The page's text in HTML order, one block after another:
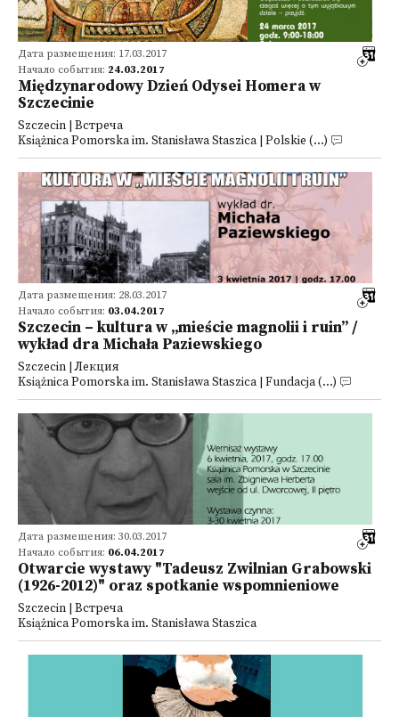
Дата размещения: 17.03.2017
Начало события: 24.03.2017
Międzynarodowy Dzień Odysei Homera w
Szczecinie
Szczecin | Встреча
Książnica Pomorska im. Stanisława Staszica | Polskie (...)
Дата размещения: 28.03.2017
Начало события: 03.04.2017
Szczecin – kultura w „mieście magnolii i ruin” /
wykład dra Michała Paziewskiego
Szczecin | Лекция
Książnica Pomorska im. Stanisława Staszica | Fundacja (...)
Дата размещения: 30.03.2017
Начало события: 06.04.2017
Otwarcie wystawy "Tadeusz Zwilnian Grabowski
(1926-2012)" oraz spotkanie wspomnieniowe
Szczecin | Встреча
Książnica Pomorska im. Stanisława Staszica